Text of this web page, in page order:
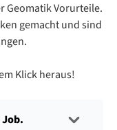
Geo­ma­tik Vor­ur­tei­le.
ge­macht und sind
Klick her­aus!